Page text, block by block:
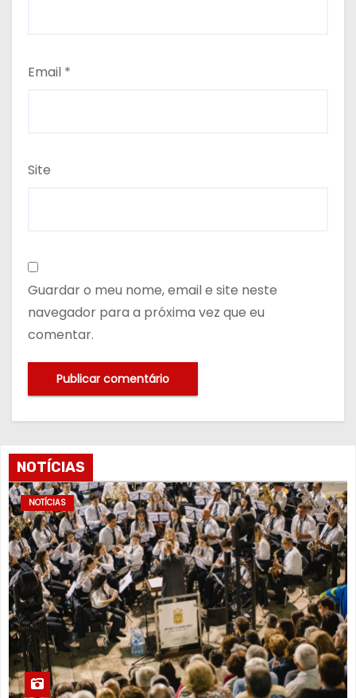
Email *
Site
Guardar o meu nome, email e site neste
navegador para a próxima vez que eu
comentar.
NOTÍCIAS
NOTÍCIAS